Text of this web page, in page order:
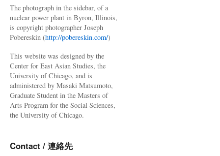
The photograph in the sidebar, of a
nuclear power plant in Byron, Illinois,
is copyright photographer Joseph
Pobereskin (http://pobereskin.com/)
This website was designed by the
Center for East Asian Studies, the
University of Chicago, and is
administered by Masaki Matsumoto,
Graduate Student in the Masters of
Arts Program for the Social Sciences,
the University of Chicago.
Contact / 連絡先